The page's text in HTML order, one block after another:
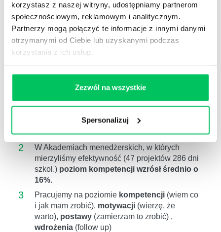
korzystasz z naszej witryny, udostępniamy partnerom
społecznościowym, reklamowym i analitycznym.
Partnerzy mogą połączyć te informacje z innymi danymi
otrzymanymi od Ciebie lub uzyskanymi podczas
korzystania z ich usług.
Zezwól na wszystkie
Spersonalizuj
Previous Next
Przeszkoliliśmyponad 40000dyrektorów,
menedżerów, kierowników i naczelników.
2
W Akademiach menedżerskich, w których
mierzyliśmy efektywność (47 projektów 286 dni
szkol.) poziom kompetencji wzrósł średnio o
16%.
3 Pracujemy na poziomie kompetencji (wiem co
i jak mam zrobić), motywacji (wierzę, że
warto), postawy (zamierzam to zrobić) ,
wdrożenia (follow up)